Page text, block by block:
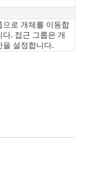
로 개체를 이동합
. 접근 그룹은 개
설정합니다.